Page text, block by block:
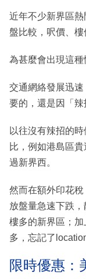
近年不少新界區
盤比較，呎價、樓
為甚麼會出現這種
交通網絡發展迅
要的，還是因「辣
以往沒有辣招的
比，例如港島區
過新界西。
然而在額外印花
放盤量急速下跌
樓多的新界區；
多，忘記了
限時優惠：